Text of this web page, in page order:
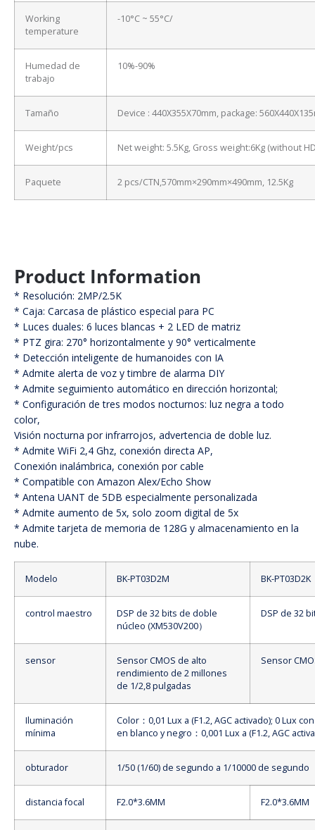
Working
temperature
-10°C ~ 55°C/
Humedad de
trabajo
10%-90%
Tamaño Device : 440X355X70mm, package:
Weight/pcs Net weight: 5.5Kg, Gross weight:6Kg (without
Paquete 2 pcs/CTN,570mm×290mm×490mm, 12.5Kg
Product Information
* Resolución: 2MP/2.5K
* Caja: Carcasa de plástico especial para PC
* Luces duales: 6 luces blancas + 2 LED de matriz
* PTZ gira: 270° horizontalmente y 90° verticalmente
* Detección inteligente de humanoides con IA
* Admite alerta de voz y timbre de alarma DIY
* Admite seguimiento automático en dirección horizontal;
* Configuración de tres modos nocturnos: luz negra a todo
color,
Visión nocturna por infrarrojos, advertencia de doble luz.
* Admite WiFi 2,4 Ghz, conexión directa AP,
Conexión inalámbrica, conexión por cable
* Compatible con Amazon Alex/Echo Show
* Antena UANT de 5DB especialmente personalizada
* Admite aumento de 5x, solo zoom digital de 5x
* Admite tarjeta de memoria de 128G y almacenamiento en la
nube.
Modelo BK-PT03D2M BK-PT03D2K
control maestro
DSP de 32 bits de doble
núcleo (XM530V200）
DSP de 32
sensor
Sensor CMOS de alto
rendimiento de 2 millones
de 1/2,8 pulgadas
Sensor
Iluminación
mínima
Color ： 0,01 Lux a (F1.2, AGC activado); 0 Lux
en blanco y negro ： 0,001 Lux a (F1.2, AGC
obturador 1/50 (1/60) de segundo a 1/10000 de segundo
distancia focal F2.0*3.6MM F2.0*3.6MM